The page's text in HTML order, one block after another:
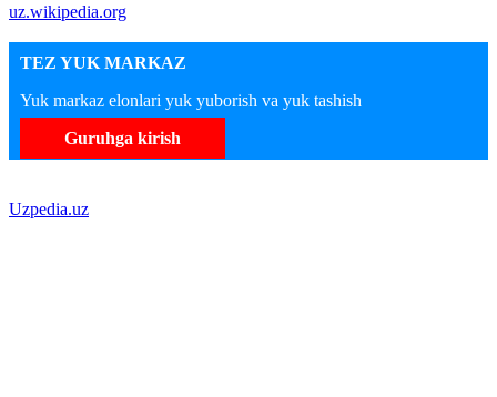
uz.wikipedia.org
TEZ YUK MARKAZ
Yuk markaz elonlari yuk yuborish va yuk tashish
Guruhga kirish
Uzpedia.uz